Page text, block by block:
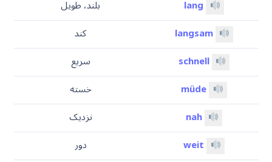
lang
بلند، طویل
langsam
کند
schnell
سریع
müde
خسته
nah
نزدیک
weit
دور